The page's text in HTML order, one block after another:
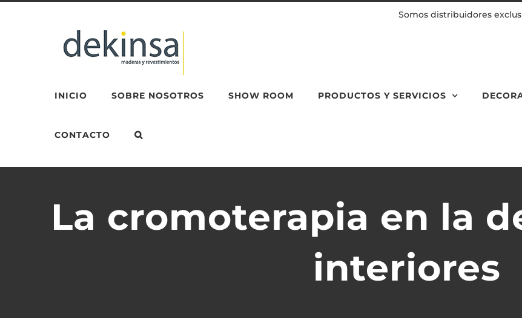
Somos distribuidores
INICIO SOBRE NOSOTROS SHOW ROOM PRODUCTOS Y SERVICIOS
CONTACTO
La cromoterapia en la
interiores